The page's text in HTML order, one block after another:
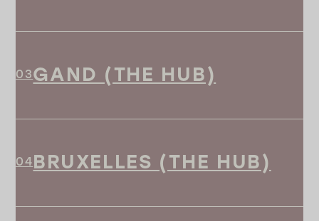
GAND (THE HUB)
BRUXELLES (THE HUB)